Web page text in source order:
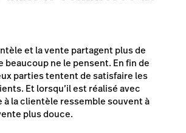
et la vente partagent plus de
beaucoup ne le pensent. En fin de
parties tentent de satisfaire les
Et lorsqu’il est réalisé avec
à la clientèle ressemble souvent à
plus douce.